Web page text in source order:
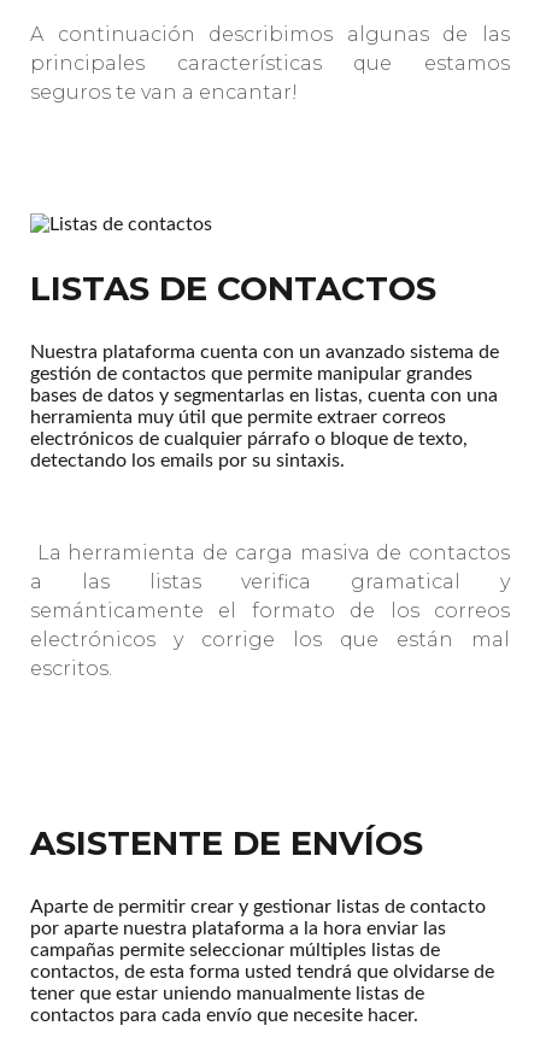
A continuación describimos algunas de las
principales características que estamos
seguros te van a encantar!
LISTAS DE CONTACTOS
Nuestra plataforma cuenta con un avanzado sistema de
gestión de contactos que permite manipular grandes
bases de datos y segmentarlas en listas, cuenta con una
herramienta muy útil que permite extraer correos
electrónicos de cualquier párrafo o bloque de texto,
detectando los emails por su sintaxis.
La herramienta de carga masiva de contactos
a las listas verifica gramatical y
semánticamente el formato de los correos
electrónicos y corrige los que están mal
escritos.
ASISTENTE DE ENVÍOS
Aparte de permitir crear y gestionar listas de contacto
por aparte nuestra plataforma a la hora enviar las
campañas permite seleccionar múltiples listas de
contactos, de esta forma usted tendrá que olvidarse de
tener que estar uniendo manualmente listas de
contactos para cada envío que necesite hacer.